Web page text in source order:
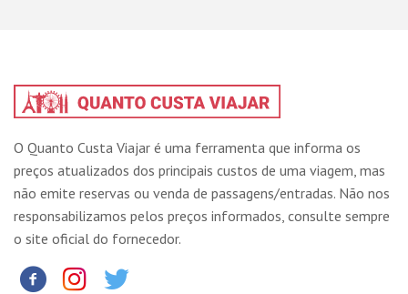
O Quanto Custa Viajar é uma ferramenta que informa os
preços atualizados dos principais custos de uma viagem, mas
não emite reservas ou venda de passagens/entradas. Não nos
responsabilizamos pelos preços informados, consulte sempre
o site oficial do fornecedor.